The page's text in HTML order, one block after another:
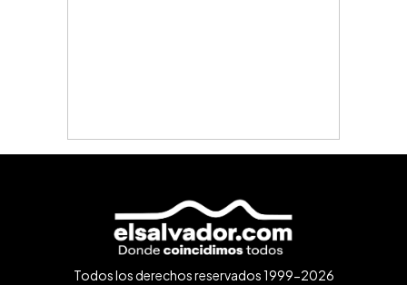
Todos los derechos reservados 1999-2026